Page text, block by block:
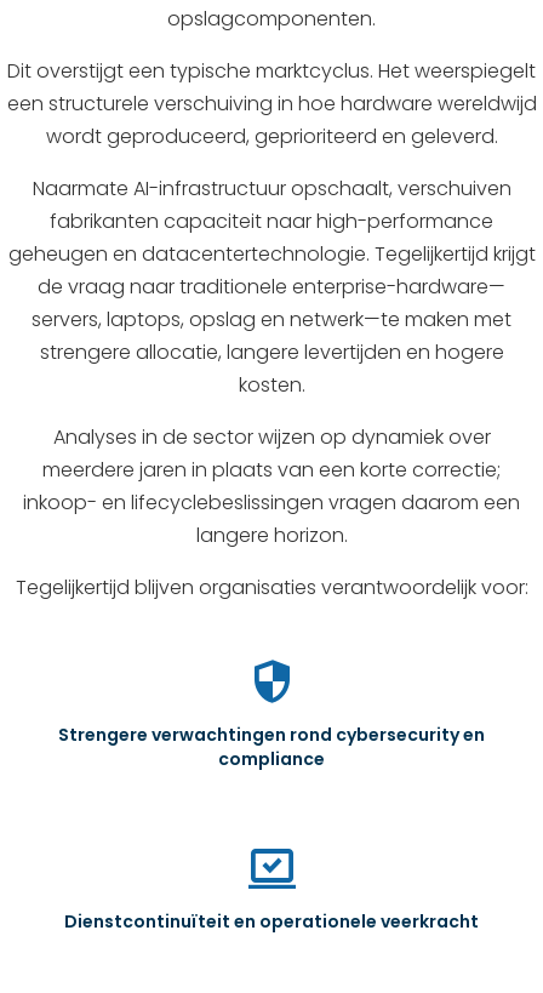
opslagcomponenten.
Dit overstijgt een typische marktcyclus. Het weerspiegelt
een structurele verschuiving in hoe hardware wereldwijd
wordt geproduceerd, geprioriteerd en geleverd.
Naarmate AI-infrastructuur opschaalt, verschuiven
fabrikanten capaciteit naar high-performance
geheugen en datacentertechnologie. Tegelijkertijd krijgt
de vraag naar traditionele enterprise-hardware—
servers, laptops, opslag en netwerk—te maken met
strengere allocatie, langere levertijden en hogere
kosten.
Analyses in de sector wijzen op dynamiek over
meerdere jaren in plaats van een korte correctie;
inkoop- en lifecyclebeslissingen vragen daarom een
langere horizon.
Tegelijkertijd blijven organisaties verantwoordelijk voor:
security
Strengere verwachtingen rond cybersecurity en
compliance
sync_saved_locally
Dienstcontinuïteit en operationele veerkracht